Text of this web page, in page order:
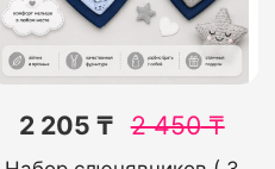
2 205 ₸ 2 450₸